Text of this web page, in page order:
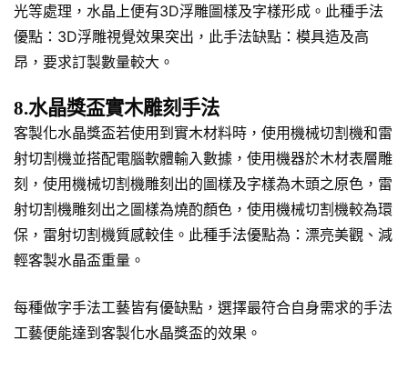
光等處理，水晶上便有3D浮雕圖樣及字樣形成。此種手法
優點：3D浮雕視覺效果突出，此手法缺點：模具造及高
昂，要求訂製數量較大。
8.水晶獎盃實木雕刻手法
客製化水晶獎盃若使用到實木材料時，使用機械切割機和雷
射切割機並搭配電腦軟體輸入數據，使用機器於木材表層雕
刻，使用機械切割機雕刻出的圖樣及字樣為木頭之原色，雷
射切割機雕刻出之圖樣為燒酌顏色，使用機械切割機較為環
保，雷射切割機質感較佳。此種手法優點為：漂亮美觀、減
輕客製水晶盃重量。
每種做字手法工藝皆有優缺點，選擇最符合自身需求的手法
工藝便能達到客製化水晶獎盃的效果。